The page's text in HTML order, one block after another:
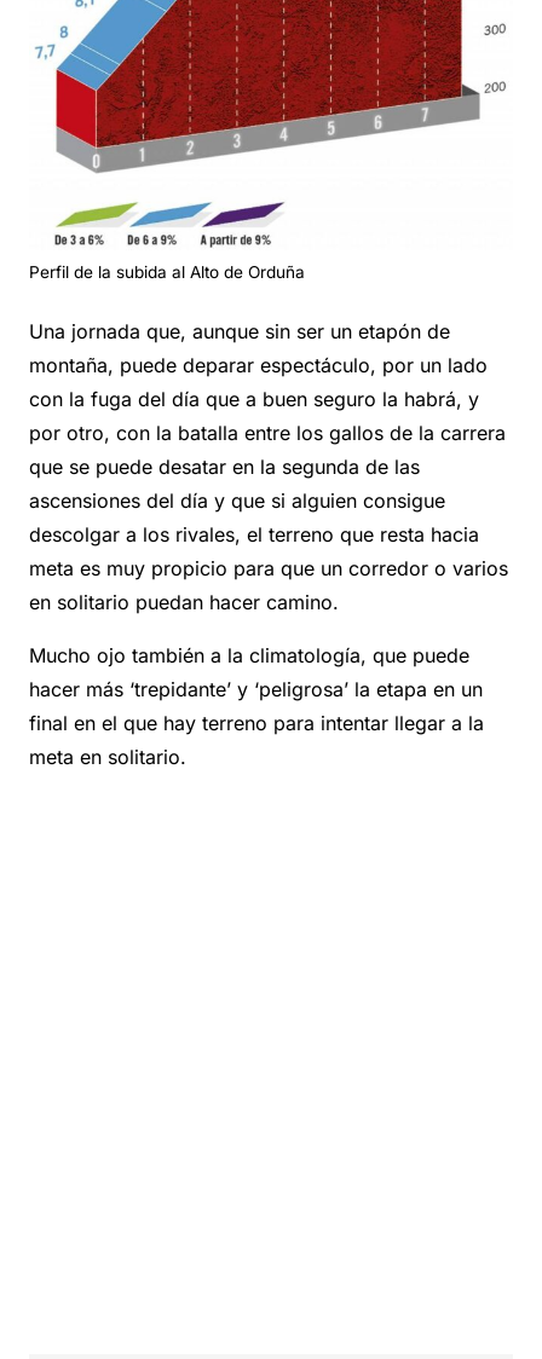
Perfil de la subida al Alto de Orduña
Una jornada que, aunque sin ser un etapón de
montaña, puede deparar espectáculo, por un lado
con la fuga del día que a buen seguro la habrá, y
por otro, con la batalla entre los gallos de la carrera
que se puede desatar en la segunda de las
ascensiones del día y que si alguien consigue
descolgar a los rivales, el terreno que resta hacia
meta es muy propicio para que un corredor o varios
en solitario puedan hacer camino.
Mucho ojo también a la climatología, que puede
hacer más ‘trepidante’ y ‘peligrosa’ la etapa en un
final en el que hay terreno para intentar llegar a la
meta en solitario.